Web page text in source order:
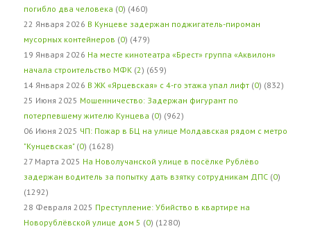
погибло два человека (0) (460)
22 Января 2026 В Кунцеве задержан поджигатель-пироман
мусорных контейнеров (0) (479)
19 Января 2026 На месте кинотеатра «Брест» группа «Аквилон»
начала строительство МФК (2) (659)
14 Января 2026 В ЖК «Ярцевская» с 4-го этажа упал лифт (0) (832)
25 Июня 2025 Мошенничество: Задержан фигурант по
потерпевшему жителю Кунцева (0) (962)
06 Июня 2025 ЧП: Пожар в БЦ на улице Молдавская рядом с метро
"Кунцевская" (0) (1628)
27 Марта 2025 На Новолучанской улице в посёлке Рублёво
задержан водитель за попытку дать взятку сотрудникам ДПС (0)
(1292)
28 Февраля 2025 Преступление: Убийство в квартире на
Новорублёвской улице дом 5 (0) (1280)